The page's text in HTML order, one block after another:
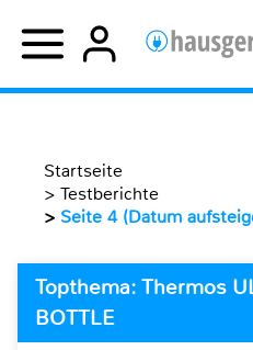
Startseite
> Testberichte
>
Seite 4 (Datum
Topthema: Thermos
BOTTLE